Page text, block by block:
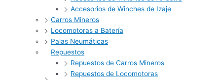
Accesorios de Winches de Izaje
Carros Mineros
Locomotoras a Batería
Palas Neumáticas
Repuestos
Repuestos de Carros Mineros
Repuestos de Locomotoras